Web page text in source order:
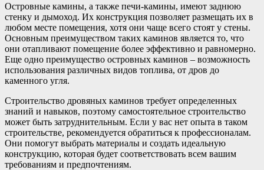
Островные камины, а также печи-камины, имеют заднюю
стенку и дымоход. Их конструкция позволяет размещать их в
любом месте помещения, хотя они чаще всего стоят у стены.
Основным преимуществом таких каминов является то, что
они отапливают помещение более эффективно и равномерно.
Еще одно преимущество островных каминов – возможность
использования различных видов топлива, от дров до
каменного угля.
Строительство дровяных каминов требует определенных
знаний и навыков, поэтому самостоятельное строительство
может быть затруднительным. Если у вас нет опыта в таком
строительстве, рекомендуется обратиться к профессионалам.
Они помогут выбрать материалы и создать идеальную
конструкцию, которая будет соответствовать всем вашим
требованиям и предпочтениям.